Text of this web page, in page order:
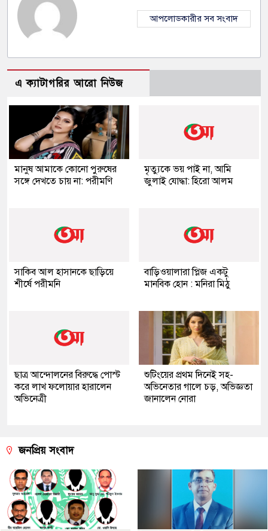
আপলোডকারীর সব সংবাদ
এ ক্যাটাগরির আরো নিউজ
মানুষ আমাকে কোনো পুরুষের
সঙ্গে দেখতে চায় না: পরীমণি
মৃত্যুকে ভয় পাই না, আমি
জুলাই যোদ্ধা: হিরো আলম
সাকিব আল হাসানকে ছাড়িয়ে
শীর্ষে পরীমনি
বাড়িওয়ালারা প্লিজ একটু
মানবিক হোন : মনিরা মিঠু
ছাত্র আন্দোলনের বিরুদ্ধে পোস্ট
করে লাখ ফলোয়ার হারালেন
অভিনেত্রী
শুটিংয়ের প্রথম দিনেই সহ-
অভিনেতার গালে চড়, অভিজ্ঞতা
জানালেন নোরা
জনপ্রিয় সংবাদ